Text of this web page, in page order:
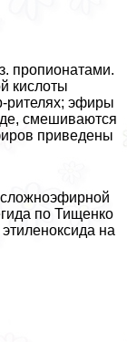
пропионатами.
кислоты
рителях; эфиры
смешиваются
приведены
по Тищенко
на